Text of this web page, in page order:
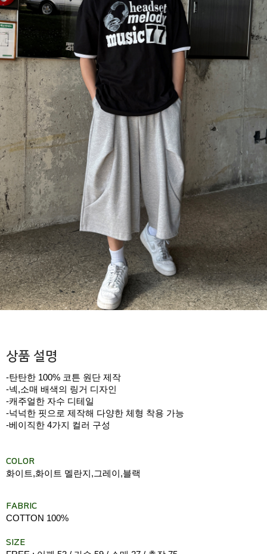
상품 설명
-탄탄한 100% 코튼 원단 제작
-넥,소매 배색의 링거 디자인
-캐주얼한 자수 디테일
-넉넉한 핏으로 제작해 다양한 체형 착용 가능
-베이직한 4가지 컬러 구성
COLOR
화이트,화이트 멜란지,그레이,블랙
FABRIC
COTTON 100%
SIZE